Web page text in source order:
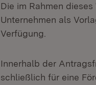
Die im Rahmen
Unternehmen als
Verfügung.
Innerhalb der
schließlich für eine